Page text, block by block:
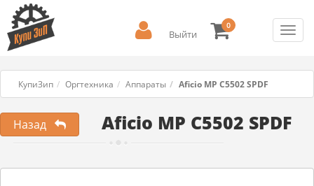
Выйти
0
КупиЗип Оргтехника Аппараты Aficio MP C5502 SPDF
Aficio MP C5502 SPDF
Назад